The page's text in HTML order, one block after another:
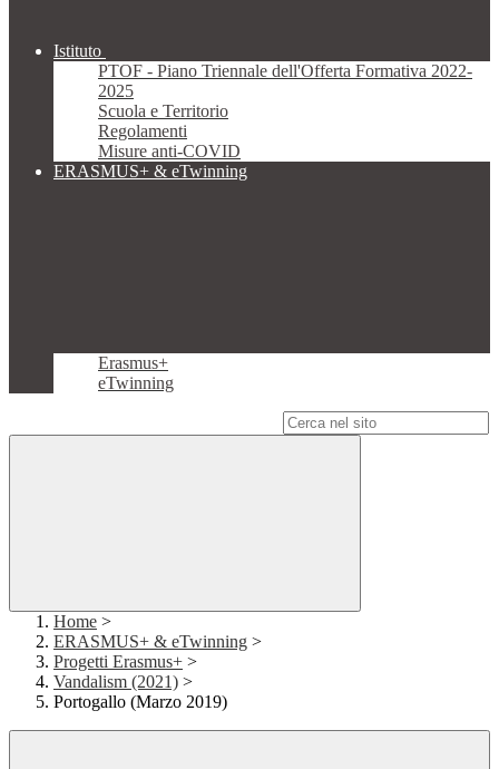
Istituto
PTOF - Piano Triennale dell'Offerta Formativa 2022-
2025
Scuola e Territorio
Regolamenti
Misure anti-COVID
ERASMUS+ & eTwinning
Erasmus+
eTwinning
Home >
ERASMUS+ & eTwinning >
Progetti Erasmus+ >
Vandalism (2021) >
Portogallo (Marzo 2019)